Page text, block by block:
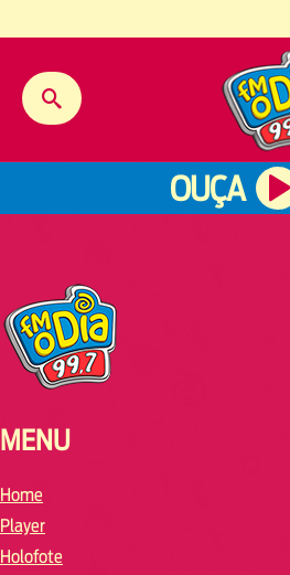
OUÇA
MENU
Home
Player
Holofote